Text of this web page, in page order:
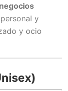
y
y ocio